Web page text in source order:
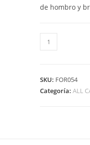
de hombro y
SKU: FOR054
Categoría:ALL